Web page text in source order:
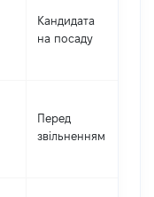
Кандидата
на посаду
Перед
звільненням